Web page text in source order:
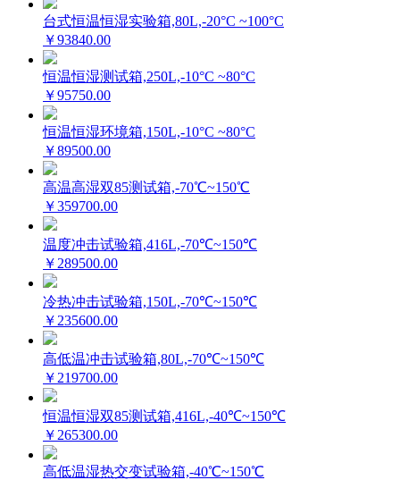
台式恒温恒湿实验箱,80L,-20°C ~100°C
￥93840.00
恒温恒湿测试箱,250L,-10°C ~80°C
￥95750.00
恒温恒湿环境箱,150L,-10°C ~80°C
￥89500.00
高温高湿双85测试箱,-70℃~150℃
￥359700.00
温度冲击试验箱,416L,-70℃~150℃
￥289500.00
冷热冲击试验箱,150L,-70℃~150℃
￥235600.00
高低温冲击试验箱,80L,-70℃~150℃
￥219700.00
恒温恒湿双85测试箱,416L,-40℃~150℃
￥265300.00
高低温湿热交变试验箱,-40℃~150℃